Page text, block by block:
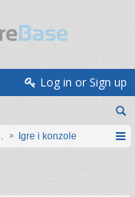
Log in or Sign up
Igre i konzole